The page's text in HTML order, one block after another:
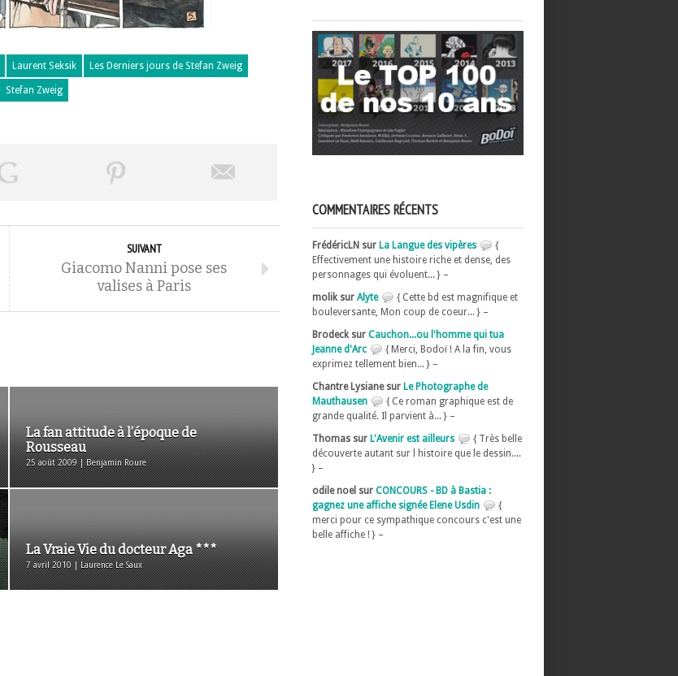
Laurent Seksik Les Derniers jours de Stefan Zweig
Stefan Zweig
SUIVANT
Giacomo Nanni pose ses
valises à Paris
La fan attitude à l’époque de
Rousseau
25 août 2009 | Benjamin Roure
La Vraie Vie du docteur Aga ***
7 avril 2010 | Laurence Le Saux
COMMENTAIRES RÉCENTS
FrédéricLN sur La Langue des vipères
{
Effectivement une histoire riche et dense, des
personnages qui évoluent... } –
molik sur Alyte
{ Cette bd est magnifique et
bouleversante, Mon coup de coeur... } –
Brodeck sur Cauchon...ou l'homme qui tua
Jeanne d'Arc
{ Merci, Bodoï ! A la fin, vous
exprimez tellement bien... } –
Chantre Lysiane sur Le Photographe de
Mauthausen
{ Ce roman graphique est de
grande qualité. Il parvient à... } –
Thomas sur L'Avenir est ailleurs
{ Très belle
découverte autant sur l histoire que le dessin....
} –
odile noel sur CONCOURS - BD à Bastia :
gagnez une affiche signée Elene Usdin
{
merci pour ce sympathique concours c'est une
belle affiche ! } –